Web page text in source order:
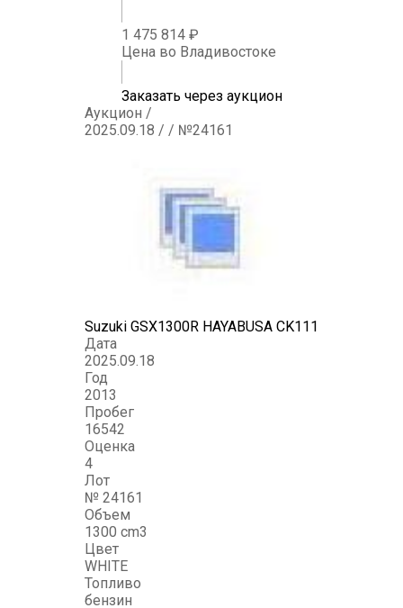
1 475 814 ₽
Цена во Владивостоке
Заказать через аукцион
Аукцион /
2025.09.18 / / №24161
Suzuki GSX1300R HAYABUSA CK111
Дата
2025.09.18
Год
2013
Пробег
16542
Оценка
4
Лот
№ 24161
Объем
1300 cm3
Цвет
WHITE
Топливо
бензин